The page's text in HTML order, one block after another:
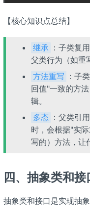
【核心知识点总结】
继承
：子类复
父类行为（如重
方法重写
：子
回值"一致的方
辑。
多态 ：父类引
时，会根据"实
写的）方法，让
四、抽象类和接
抽象类和接口是实现抽